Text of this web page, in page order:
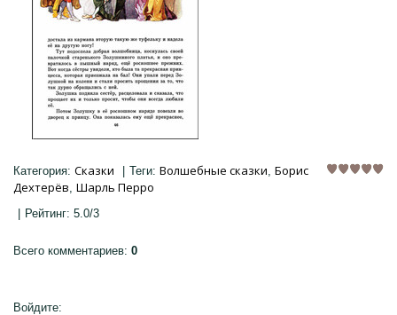
Категория: Сказки Теги: Волшебные сказки, Борис
Дехтерёв, Шарль Перро
Рейтинг: 5.0/3
Всего комментариев: 0
Войдите: